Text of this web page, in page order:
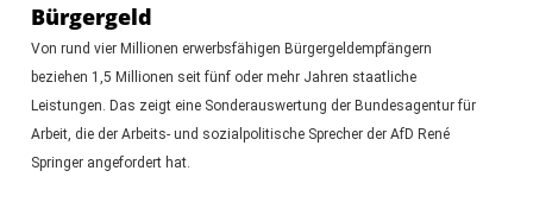
Bürgergeld
Von rund vier Millionen erwerbsfähigen Bürgergeldempfängern
beziehen 1,5 Millionen seit fünf oder mehr Jahren staatliche
Leistungen. Das zeigt eine Sonderauswertung der Bundesagentur für
Arbeit, die der Arbeits- und sozialpolitische Sprecher der AfD René
Springer angefordert hat.